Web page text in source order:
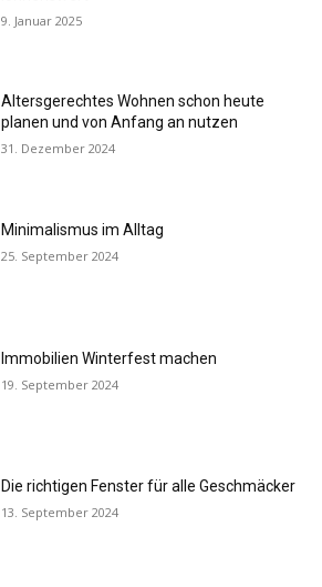
9. Januar 2025
Altersgerechtes Wohnen schon heute
planen und von Anfang an nutzen
31. Dezember 2024
Minimalismus im Alltag
25. September 2024
Immobilien Winterfest machen
19. September 2024
Die richtigen Fenster für alle Geschmäcker
13. September 2024